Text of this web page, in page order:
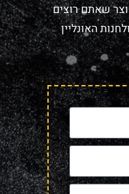
שאתם רוצים
האונליין